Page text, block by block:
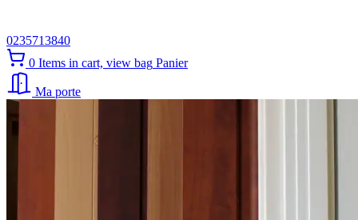
0235713840
0 Items in cart, view bag Panier
Ma porte